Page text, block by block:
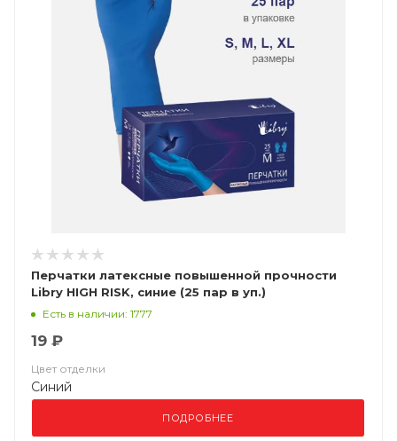
Перчатки латексные повышенной прочности
Libry HIGH RISK, синие (25 пар в уп.)
Есть в наличии: 1777
19 ₽
Цвет отделки
Синий
ПОДРОБНЕЕ